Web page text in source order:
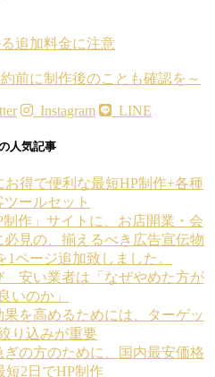
追加料金に注意
前に制作後のことも確認を～
Instagram LINE
人気記事
得で便利な最短HP制作+各種
ツールセット
作」サイトに、お店開業・会
見の、揃えるべき広告宣伝物
1ページ追加致しました。
安い業者は「なぜやめた方が
良いのか」
を高めるためには、ターゲッ
り込みが重要
の方のために、国内最安価格
短2日でHP制作